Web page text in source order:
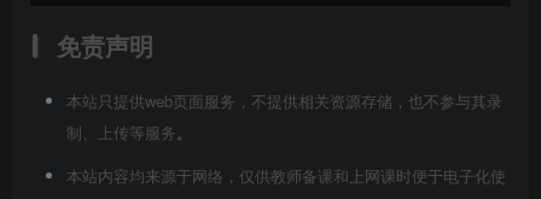
免责声明
本站只提供web页面服务，不提供相关资源存储，也不参与其录
制、上传等服务。
本站内容均来源于网络，仅供教师备课和上网课时便于电子化使